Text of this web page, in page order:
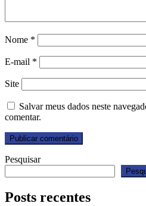
Nome *
E-mail *
Site
Salvar meus dados neste
comentar.
Pesquisar
Posts recentes